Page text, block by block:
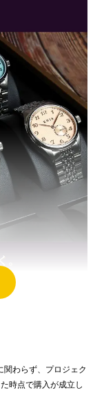
ニス
ォッチブ
わらず、プロジェク
時点で購入が成立し